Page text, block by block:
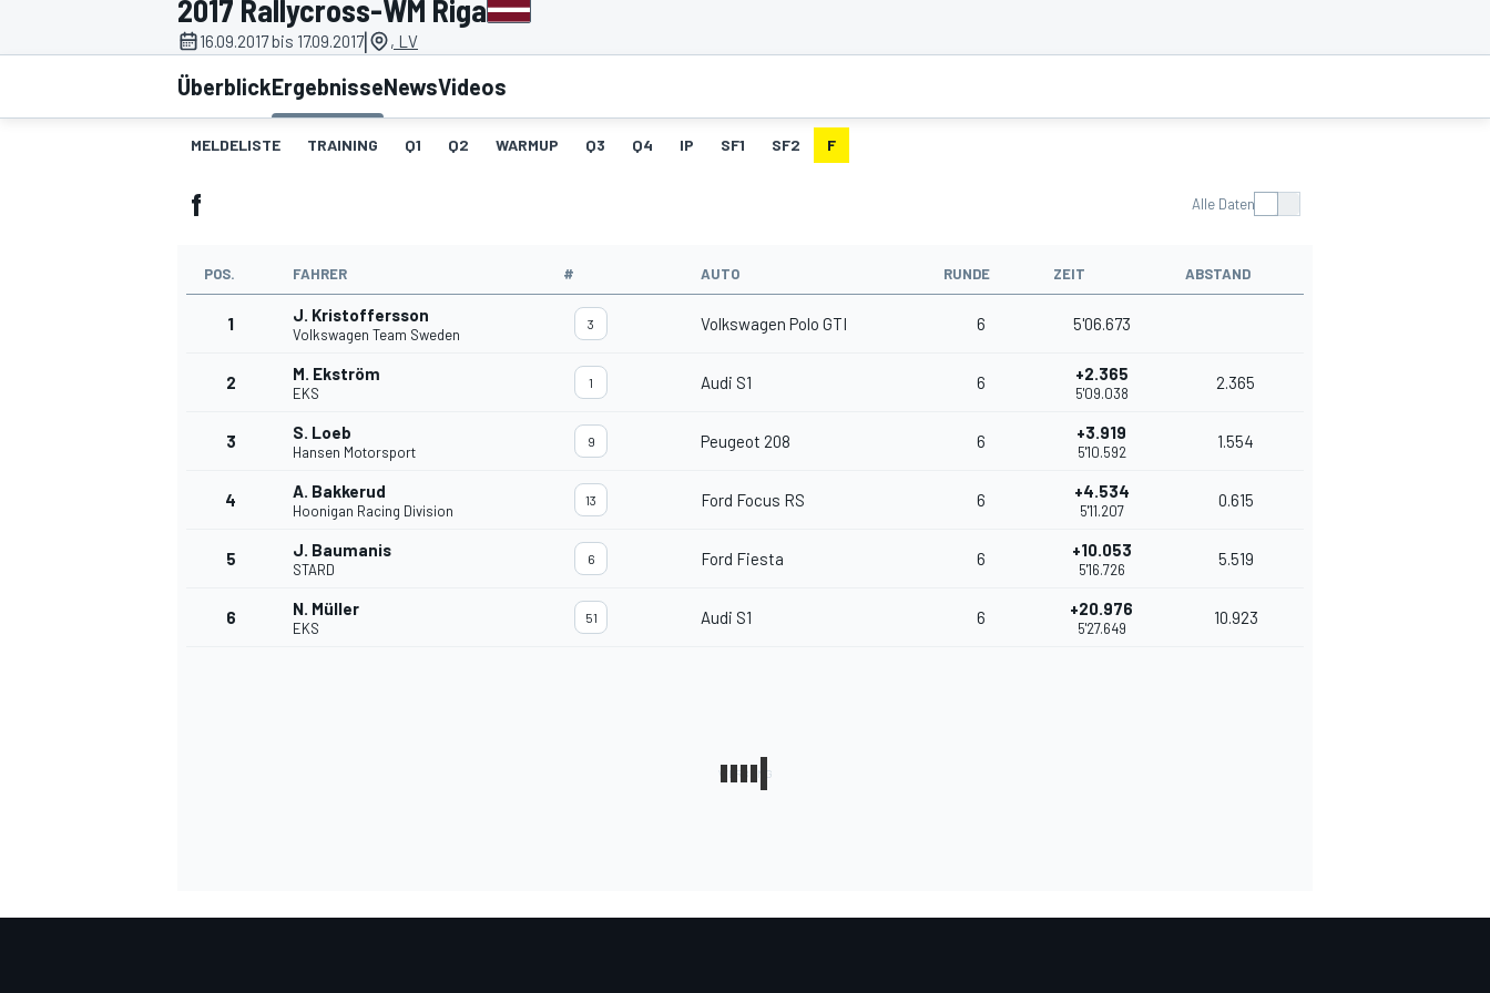
MOTOGP
2017 Rallycross-WM Riga
16.09.2017 bis 17.09.2017| , LV
ÜberblickErgebnisseNewsVideos
MELDELISTE TRAINING Q1 Q2 WARMUP Q3 Q4 IP SF1 SF2 F
f Alle Daten
POS. FAHRER # AUTO RUNDE ZEIT ABSTAND
1 J. Kristoffersson
Volkswagen Team Sweden
3 Volkswagen Polo GTI 6 5'06.673
2 M. Ekström
EKS
1 Audi S1 6 +2.365
5'09.038
2.365
3 S. Loeb
Hansen Motorsport
9 Peugeot 208 6 +3.919
5'10.592
1.554
4 A. Bakkerud
Hoonigan Racing Division
13 Ford Focus RS 6 +4.534
5'11.207
0.615
5 J. Baumanis
STARD
6 Ford Fiesta 6 +10.053
5'16.726
5.519
6 N. Müller
EKS
51 Audi S1 6 +20.976
5'27.649
10.923